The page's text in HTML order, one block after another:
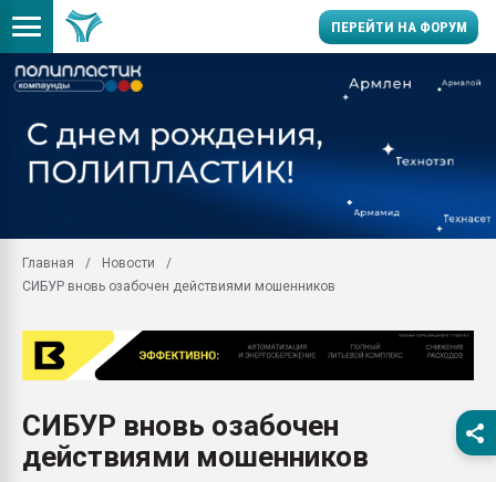
ПЕРЕЙТИ НА ФОРУМ
Вакуум-формовочные
пластмасс
28.07.2026
Всё, что касается
бутылок
Главная
Новости
СИБУР вновь озабочен действиями мошенников
СИБУР вновь озабочен
действиями мошенников